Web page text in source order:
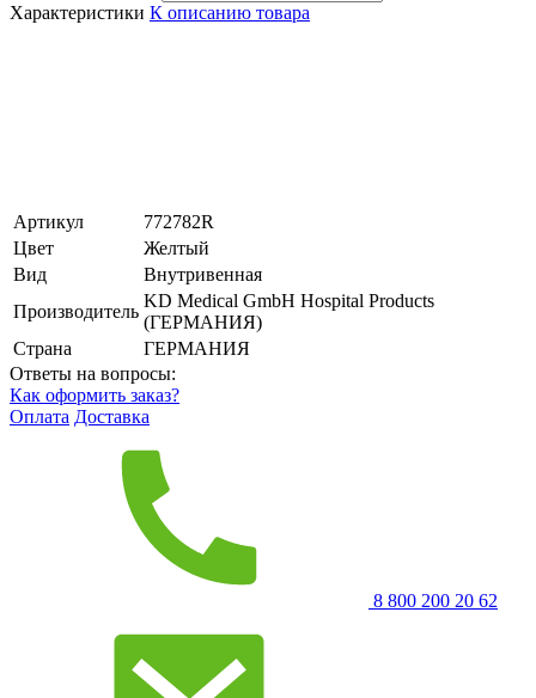
Характеристики К описанию товара
Артикул
772782R
Цвет
Желтый
Вид
Внутривенная
Производитель
KD Medical GmbH Hospital Products
(ГЕРМАНИЯ)
Страна
ГЕРМАНИЯ
Ответы на вопросы:
Как оформить заказ?
Оплата Доставка
8 800 200 20 62